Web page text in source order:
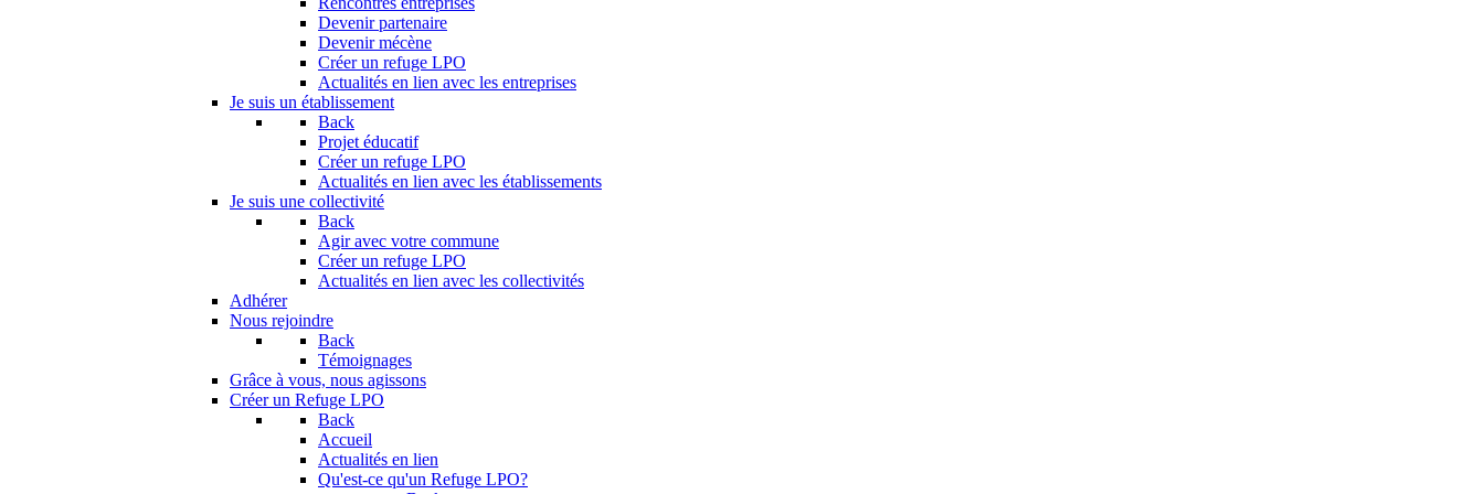
Devenir partenaire
Devenir mécène
Créer un refuge LPO
Actualités en lien avec les entreprises
Je suis un établissement
Back
Projet éducatif
Créer un refuge LPO
Actualités en lien avec les établissements
Je suis une collectivité
Back
Agir avec votre commune
Créer un refuge LPO
Actualités en lien avec les collectivités
Adhérer
Nous rejoindre
Back
Témoignages
Grâce à vous, nous agissons
Créer un Refuge LPO
Back
Accueil
Actualités en lien
Qu'est-ce qu'un Refuge LPO?